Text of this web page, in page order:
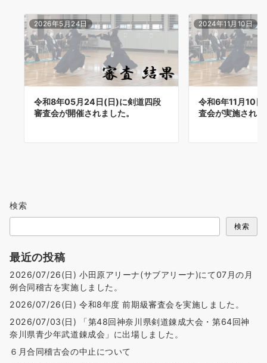
2026年5月24日
令和8年05月24日(日)に剣道四段
審査会が開催されました。
2024年11月10日
令和6年11月10
査会が実施され
検索
検索
最近の投稿
2026/07/26(日) 小田原アリーナ(サブアリーナ)にて07月の月
例合同稽古を実施しました。
2026/07/26(日) 令和8年度 前期級審査会を実施しました。
2026/07/03(日) 「第48回神奈川県剣道錬成大会・第64回神
奈川県青少年武道錬成会」に出場しました。
６月合同稽古会の中止について